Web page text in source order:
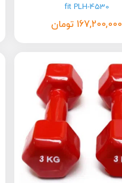
fit PLH-4530
167,200,000 تومان